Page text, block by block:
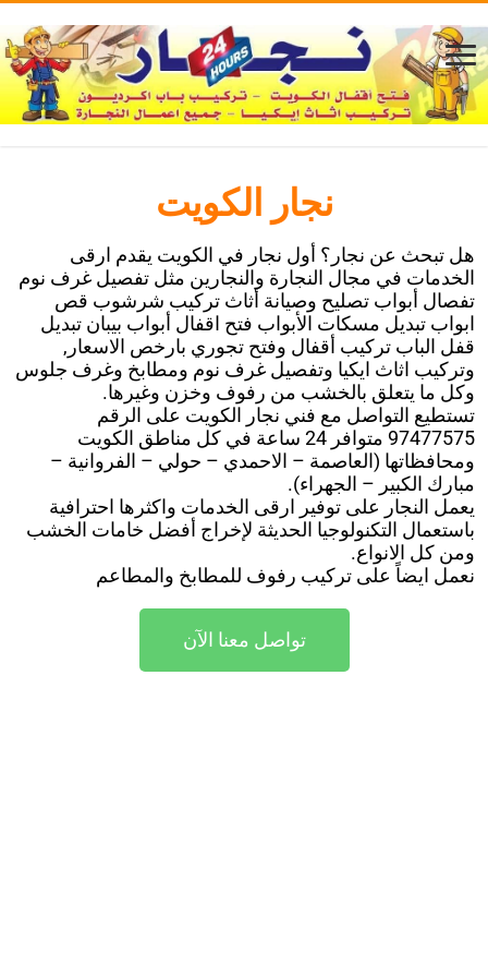
نجار الكويت
هل تبحث عن نجار؟ أول نجار في الكويت يقدم ارقى
الخدمات في مجال النجارة والنجارين مثل تفصيل غرف نوم
تفصال أبواب تصليح وصيانة أثاث تركيب شرشوب قص
ابواب تبديل مسكات الأبواب فتح اقفال أبواب بيبان تبديل
قفل الباب تركيب أقفال وفتح تجوري بارخص الاسعار,
وتركيب اثاث ايكيا وتفصيل غرف نوم ومطابخ وغرف جلوس
وكل ما يتعلق بالخشب من رفوف وخزن وغيرها.
تستطيع التواصل مع فني نجار الكويت على الرقم
97477575 متوافر 24 ساعة في كل مناطق الكويت
ومحافظاتها (العاصمة – الاحمدي – حولي – الفروانية –
مبارك الكبير – الجهراء).
يعمل النجار على توفير ارقى الخدمات واكثرها احترافية
باستعمال التكنولوجيا الحديثة لإخراج أفضل خامات الخشب
ومن كل الانواع.
نعمل ايضاً على تركيب رفوف للمطابخ والمطاعم
تواصل معنا الآن